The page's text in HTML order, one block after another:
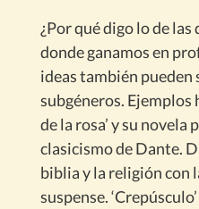
¿Por qué digo lo de las
donde ganamos en
ideas también pueden
subgéneros. Ejemplos
de la rosa’ y su
clasicismo de Dante.
biblia y la religión con
suspense.